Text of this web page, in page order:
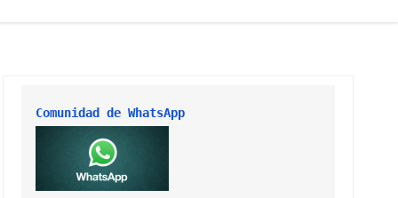
Comunidad de WhatsApp